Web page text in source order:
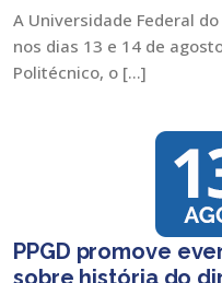
A Universidade Federal do
nos dias 13 e 14 de
Politécnico, o […]
PPGD promove